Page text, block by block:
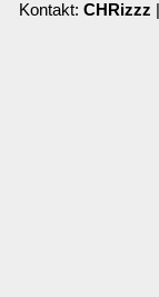
Kontakt: CHRizzz